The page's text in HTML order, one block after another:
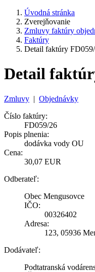
Úvodná stránka
Zverejňovanie
Zmluvy faktúry
Faktúry
Detail faktúry
Detail
Zmluvy | Objednávky
Číslo faktúry:
FD059/26
Popis plnenia:
dodávka vody OU
Cena:
30,07 EUR
Odberateľ:
Obec Mengusovce
IČO:
00326402
Adresa:
123, 05936
Dodávateľ:
Podtatranská